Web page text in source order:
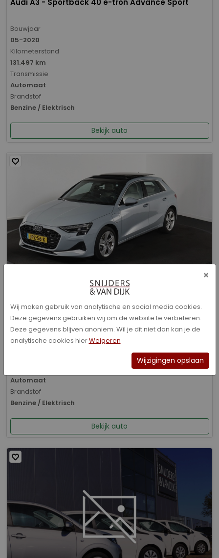
Audi A3 - Sportback 40 e-tron Advance Sport
Bouwjaar
05-2020
Kilometerstand
131.497 km
Transmissie
Automaat
Brandstof
Benzine / Elektrisch
Bekijk auto
Audi A3 - Sportback 40 TFSI e Advanced edition
Bouwjaar
01-2026
Kilometerstand
Automaat
Brandstof
Benzine / Elektrisch
Bekijk auto
×
Wij maken gebruik van analytische en social media cookies.
Deze gegevens gebruiken wij om de website te verbeteren.
Deze gegevens blijven anoniem. Wil je dit niet dan kan je de
analytische cookies hierWeigeren
Wijzigingen opslaan